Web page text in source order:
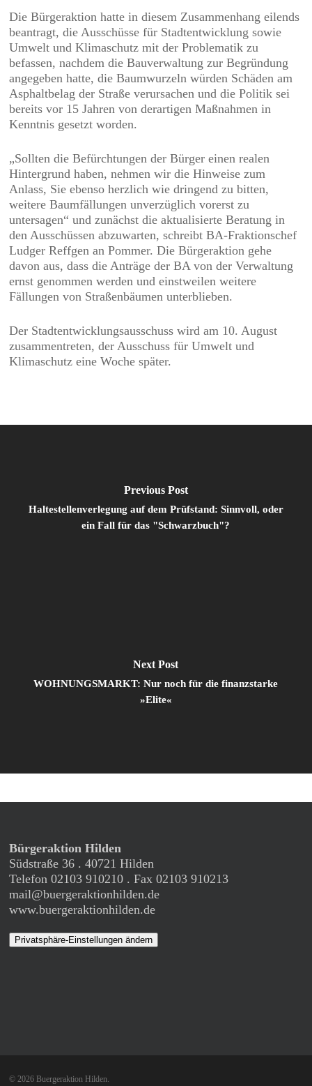
Die Bürgeraktion hatte in diesem Zusammenhang eilends
beantragt, die Ausschüsse für Stadtentwicklung sowie
Umwelt und Klimaschutz mit der Problematik zu
befassen, nachdem die Bauverwaltung zur Begründung
angegeben hatte, die Baumwurzeln würden Schäden am
Asphaltbelag der Straße verursachen und die Politik sei
bereits vor 15 Jahren von derartigen Maßnahmen in
Kenntnis gesetzt worden.
„Sollten die Befürchtungen der Bürger einen realen
Hintergrund haben, nehmen wir die Hinweise zum
Anlass, Sie ebenso herzlich wie dringend zu bitten,
weitere Baumfällungen unverzüglich vorerst zu
untersagen“ und zunächst die aktualisierte Beratung in
den Ausschüssen abzuwarten, schreibt BA-Fraktionschef
Ludger Reffgen an Pommer. Die Bürgeraktion gehe
davon aus, dass die Anträge der BA von der Verwaltung
ernst genommen werden und einstweilen weitere
Fällungen von Straßenbäumen unterblieben.
Der Stadtentwicklungsausschuss wird am 10. August
zusammentreten, der Ausschuss für Umwelt und
Klimaschutz eine Woche später.
Previous Post
Haltestellenverlegung auf dem Prüfstand: Sinnvoll, oder
ein Fall für das "Schwarzbuch"?
Next Post
WOHNUNGSMARKT: Nur noch für die finanzstarke
»Elite«
Bürgeraktion Hilden
Südstraße 36 . 40721 Hilden
Telefon 02103 910210 . Fax 02103 910213
mail@buergeraktionhilden.de
www.buergeraktionhilden.de
Privatsphäre-Einstellungen ändern
© 2026 Buergeraktion Hilden.